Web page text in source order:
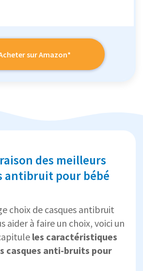
sur Amazon*
des meilleurs
antibruit pour bébé
choix de casques antibruit
aider à faire un choix, voici un
les caractéristiques
casques anti-bruits pour